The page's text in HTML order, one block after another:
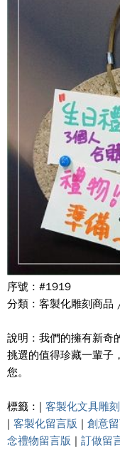
序號 : #1919
分類 : 客製化雕刻商品
說明 : 我們的擁有新奇
挑選的值得珍藏一輩子
您。
標籤 : | 客製化文具雕刻
客製化留言版 創意
念禮物留言版
訂做留